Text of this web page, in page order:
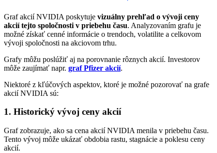
Graf akcií NVIDIA poskytuje vizuálny prehľad o vývoji ceny
akcií tejto spoločnosti v priebehu času. Analyzovaním grafu je
možné získať cenné informácie o trendoch, volatilite a celkovom
vývoji spoločnosti na akciovom trhu.
Grafy môžu poslúžiť aj na porovnanie rôznych akcií. Investorov
môže zaujímať napr. graf Pfizer akcií.
Niektoré z kľúčových aspektov, ktoré je možné pozorovať na grafe
akcií NVIDIA sú:
1. Historický vývoj ceny akcií
Graf zobrazuje, ako sa cena akcií NVIDIA menila v priebehu času.
Tento vývoj môže ukázať obdobia rastu, stagnácie a poklesu ceny
akcií.